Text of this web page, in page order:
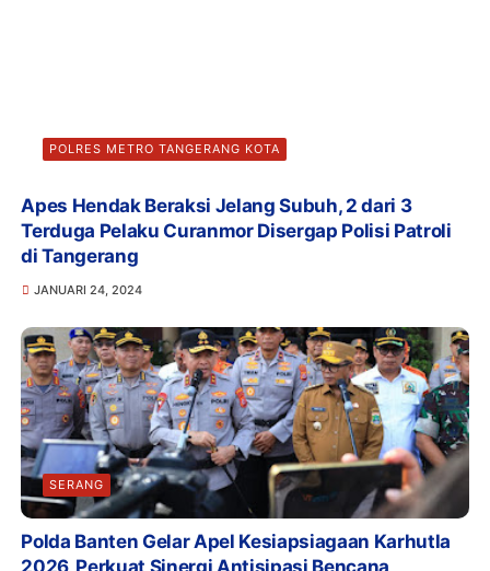
POLRES METRO TANGERANG KOTA
Apes Hendak Beraksi Jelang Subuh, 2 dari 3
Terduga Pelaku Curanmor Disergap Polisi Patroli
di Tangerang
JANUARI 24, 2024
SERANG
Polda Banten Gelar Apel Kesiapsiagaan Karhutla